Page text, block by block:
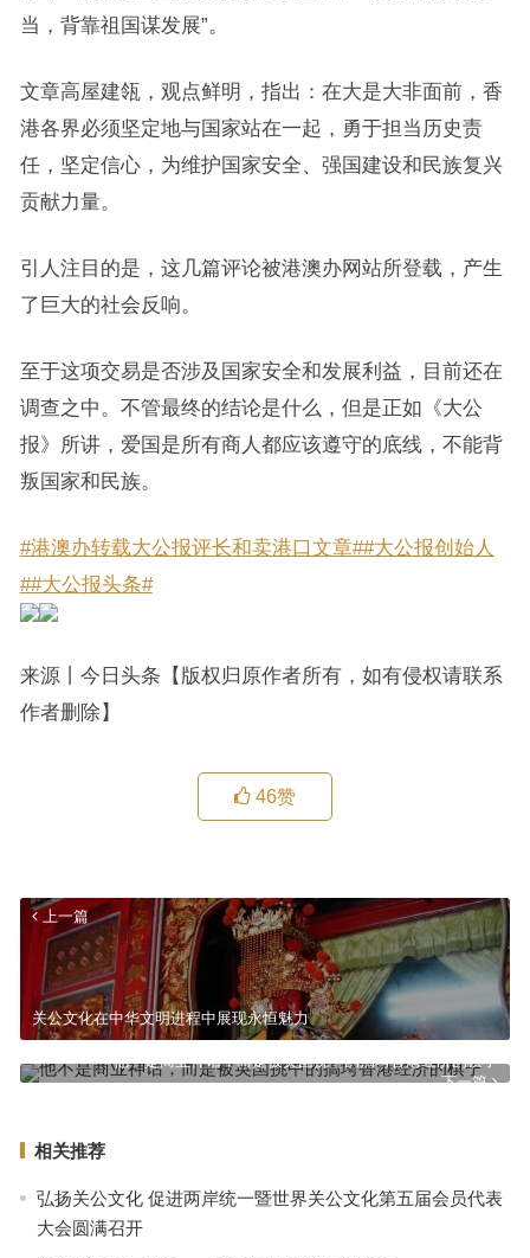
当，背靠祖国谋发展”。
文章高屋建瓴，观点鲜明，指出：在大是大非面前，香
港各界必须坚定地与国家站在一起，勇于担当历史责
任，坚定信心，为维护国家安全、强国建设和民族复兴
贡献力量。
引人注目的是，这几篇评论被港澳办网站所登载，产生
了巨大的社会反响。
至于这项交易是否涉及国家安全和发展利益，目前还在
调查之中。不管最终的结论是什么，但是正如《大公
报》所讲，爱国是所有商人都应该遵守的底线，不能背
叛国家和民族。
#港澳办转载大公报评长和卖港口文章##大公报创始人
##大公报头条#
来源丨今日头条【版权归原作者所有，如有侵权请联系
作者删除】
46赞
上一篇
关公文化在中华文明进程中展现永恒魅力
下一篇
他不是商业神话，而是被英国挑中的搞垮香港经济的棋子
相关推荐
弘扬关公文化 促进两岸统一暨世界关公文化第五届会员代表
大会圆满召开